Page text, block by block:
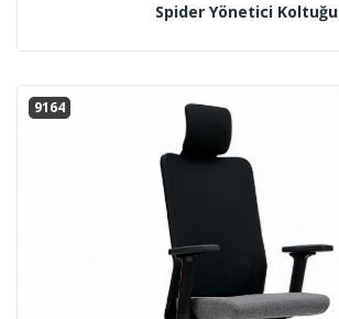
Spider Yönetici Koltuğu
9164